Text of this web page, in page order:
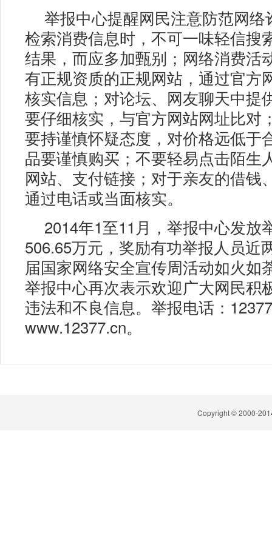
举报中心提醒网民注意防范网络
检索消费信息时，不可一味轻信搜
结果，而应多加甄别；网络消费活
有正规资质的正规网站，通过官方
核实信息；对论坛、网友聊天中提
要仔细核实，与官方网站网址比对
要持谨慎怀疑态度，对价格远低于
品要谨慎购买；不要轻易点击陌生
网站、支付链接；对于亲友的借钱
通过电话或当面核实。
2014年1至11月，举报中心发放
506.65万元，奖励有功举报人员近
届国家网络安全宣传周活动如火如
举报中心再次表示欢迎广大网民积
违法和不良信息。举报电话：
www.12377.cn。